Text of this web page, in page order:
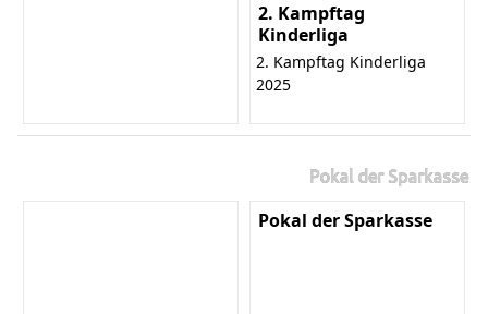
2. Kampftag
Kinderliga
2. Kampftag Kinderliga
2025
Pokal der Sparkasse
Pokal der Sparkasse